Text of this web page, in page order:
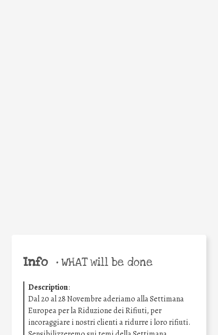
Info •WHAT will be done
Description:
Dal 20 al 28 Novembre aderiamo alla Settimana
Europea per la Riduzione dei Rifiuti, per
incoraggiare i nostri clienti a ridurre i loro rifiuti.